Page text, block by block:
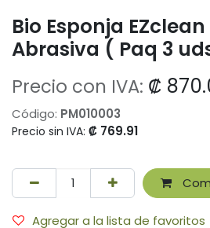
Bio Esponja
Abrasiva ( Paq 3
Precio con IVA: ₡
Código: PM010003
Precio sin IVA: ₡ 769.91
Agregar a la lista de favoritos